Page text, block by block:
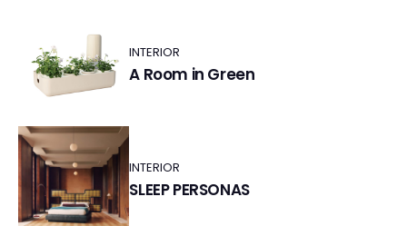
INTERIOR
A Room in Green
INTERIOR
SLEEP PERSONAS